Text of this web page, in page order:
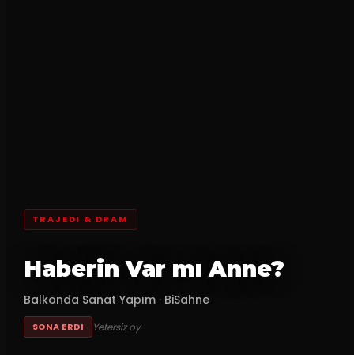
TRAJEDI & DRAM
Haberin Var mı Anne?
Balkonda Sanat Yapım · BiSahne
SONA ERDI Yetersiz oy